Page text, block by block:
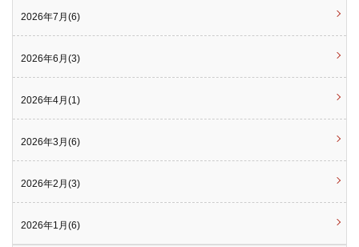
2026年7月(6)
2026年6月(3)
2026年4月(1)
2026年3月(6)
2026年2月(3)
2026年1月(6)